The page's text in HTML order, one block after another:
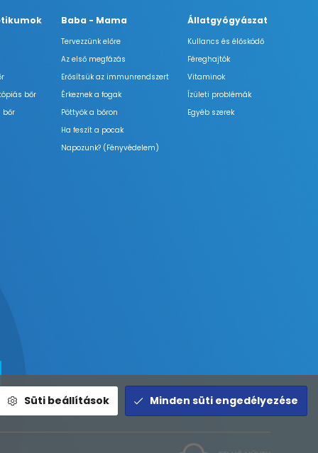
bőr
bőr
Baba - Mama
Tervezzünk előre
Az első megfázás
Erősítsük az immunrendszert
Érkeznek a fogak
Pöttyök a bőron
Ha feszít a pocak
Napozunk? (Fényvédelem)
Állatgyógyászat
Kullancs és élősködő
Féreghajtók
Vitaminok
Ízületi problémák
Egyéb szerek
Süti beállítások Minden süti engedélyezése